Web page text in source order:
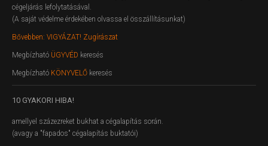
cégeljárás lefolytatásával.
(A saját védelme érdekében olvassa el összállításunkat)
Bővebben: VIGYÁZAT! Zugírászat
Megbízható ÜGYVÉD keresés
Megbízható KÖNYVELŐ keresés
10 GYAKORI HIBA!
amellyel százezreket bukhat a cégalapítás során.
(avagy a "fapados" cégalapítás buktatói)